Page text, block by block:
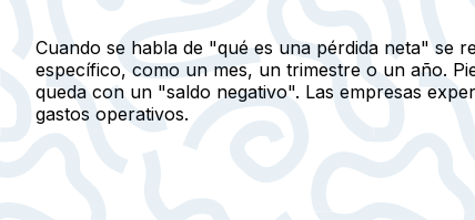
Cuando se habla de "qué es una pérdida neta" se
específico, como un mes, un trimestre o un año.
queda con un "saldo negativo". Las empresas
gastos operativos.